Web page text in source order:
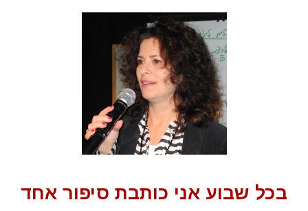
בכל שבוע אני כותבת סיפור אחד